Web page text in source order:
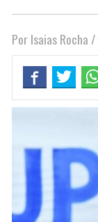
Por Isaias Rocha /